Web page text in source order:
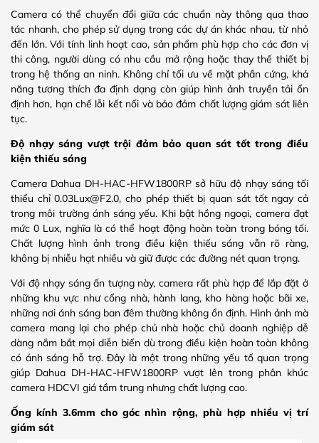
Camera có thể chuyển đổi giữa các chuẩn này thông qua thao
tác nhanh, cho phép sử dụng trong các dự án khác nhau, từ nhỏ
đến lớn. Với tính linh hoạt cao, sản phẩm phù hợp cho các đơn vị
thi công, người dùng có nhu cầu mở rộng hoặc thay thế thiết bị
trong hệ thống an ninh. Không chỉ tối ưu về mặt phần cứng, khả
năng tương thích đa định dạng còn giúp hình ảnh truyền tải ổn
định hơn, hạn chế lỗi kết nối và bảo đảm chất lượng giám sát liên
tục.
Độ nhạy sáng vượt trội đảm bảo quan sát tốt trong điều
kiện thiếu sáng
Camera Dahua DH-HAC-HFW1800RP sở hữu độ nhạy sáng tối
thiểu chỉ 0.03Lux@F2.0, cho phép thiết bị quan sát tốt ngay cả
trong môi trường ánh sáng yếu. Khi bật hồng ngoại, camera đạt
mức 0 Lux, nghĩa là có thể hoạt động hoàn toàn trong bóng tối.
Chất lượng hình ảnh trong điều kiện thiếu sáng vẫn rõ ràng,
không bị nhiễu hạt nhiều và giữ được các đường nét quan trọng.
Với độ nhạy sáng ấn tượng này, camera rất phù hợp để lắp đặt ở
những khu vực như cổng nhà, hành lang, kho hàng hoặc bãi xe,
những nơi ánh sáng ban đêm thường không ổn định. Hình ảnh mà
camera mang lại cho phép chủ nhà hoặc chủ doanh nghiệp dễ
dàng nắm bắt mọi diễn biến dù trong điều kiện hoàn toàn không
có ánh sáng hỗ trợ. Đây là một trong những yếu tố quan trọng
giúp Dahua DH-HAC-HFW1800RP vượt lên trong phân khúc
camera HDCVI giá tầm trung nhưng chất lượng cao.
Ống kính 3.6mm cho góc nhìn rộng, phù hợp nhiều vị trí
giám sát